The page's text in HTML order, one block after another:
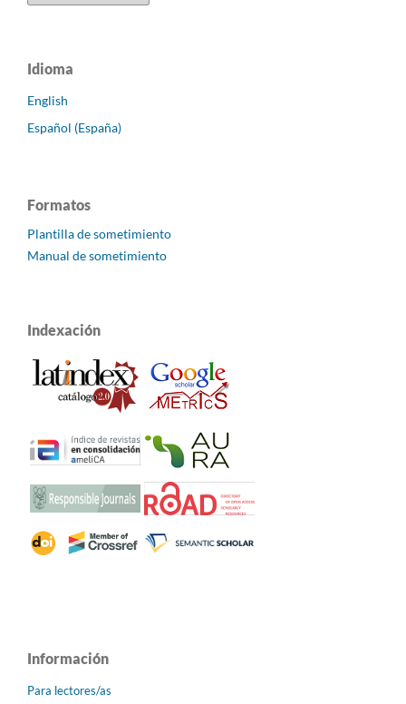
Idioma
English
Español (España)
Formatos
Plantilla de sometimiento
Manual de sometimiento
Indexación
Información
Para lectores/as